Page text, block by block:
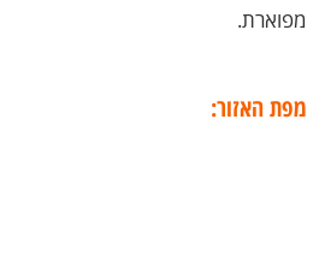
מפוארת.
מפת האזור: